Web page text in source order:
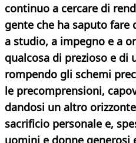
continuo a cercare di
gente che ha saputo fare
a studio, a impegno e a
qualcosa di prezioso e di
rompendo gli schemi
le precomprensioni,
dandosi un altro
sacrificio personale e,
uomini e donne